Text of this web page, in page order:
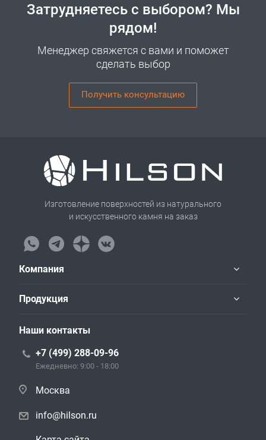
Затрудняетесь с выбором? Мы
рядом!
Менеджер свяжется с вами и поможет
сделать выбор
Получить консультацию
Изготовление поверхностей из натурального
и искусственного камня на заказ
Компания
Продукция
Наши контакты
+7 (499) 288-09-96
Ежедневно: 9:00 - 18:00
Москва
info@hilson.ru